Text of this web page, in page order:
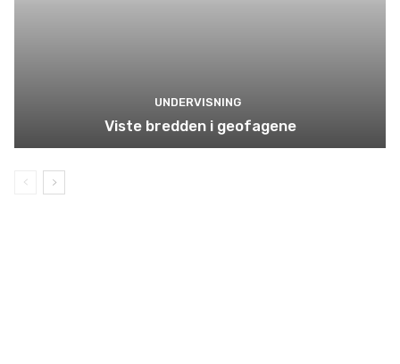
UNDERVISNING
Viste bredden i geofagene